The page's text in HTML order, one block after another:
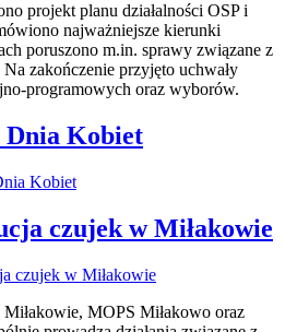
projekt planu działalności OSP i
najważniejsze kierunki
poruszono m.in. sprawy związane z
zakończenie przyjęto uchwały
programowych oraz wyborów.
Dnia Kobiet
czujek w Miłakowie
MOPS Miłakowo oraz